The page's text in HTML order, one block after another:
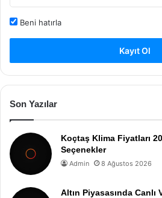
Beni hatırla
Kayıt Ol
Son Yazılar
Koçtaş Klima Fiyatları
Seçenekler
Admin 8 Ağustos 2026
Altın Piyasasında Canlı